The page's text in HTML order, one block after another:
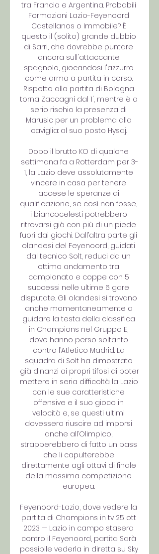
tra Francia e Argentina. Probabili
Formazioni Lazio-Feyenoord
Castellanos o Immobile? È
questo il (solito) grande dubbio
di Sarri, che dovrebbe puntare
ancora sull'attaccante
spagnolo, giocandosi l'azzurro
come arma a partita in corso.
Rispetto alla partita di Bologna
torna Zaccagni dal 1', mentre è a
serio rischio la presenza di
Marusic per un problema alla
caviglia: al suo posto Hysaj.
Dopo il brutto KO di qualche
settimana fa a Rotterdam per 3-
1, la Lazio deve assolutamente
vincere in casa per tenere
accese le speranze di
qualificazione, se così non fosse,
i biancocelesti potrebbero
ritrovarsi già con più di un piede
fuori dai giochi. Dall’altra parte gli
olandesi del Feyenoord, guidati
dal tecnico Solt, reduci da un
ottimo andamento tra
campionato e coppe con 5
successi nelle ultime 6 gare
disputate. Gli olandesi si trovano
anche momentaneamente a
guidare la testa della classifica
in Champions nel Gruppo E,
dove hanno perso soltanto
contro l’Atletico Madrid. La
squadra di Solt ha dimostrato
già dinanzi ai propri tifosi di poter
mettere in seria difficoltà la Lazio
con le sue caratteristiche
offensive e il suo gioco in
velocità e, se questi ultimi
dovessero riuscire ad imporsi
anche all’Olimpico,
strapperebbero di fatto un pass
che li capulterebbe
direttamente agli ottavi di finale
della massima competizione
europea.
Feyenoord-Lazio, dove vedere la
partita di Champions in tv 25 ott
2023 — Lazio in campo stasera
contro il Feyenoord, partita Sarà
possibile vederla in diretta su Sky